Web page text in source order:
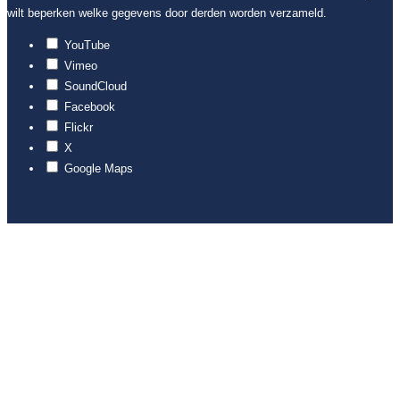
wilt beperken welke gegevens door derden worden verzameld.
YouTube
Vimeo
SoundCloud
Facebook
Flickr
X
Google Maps